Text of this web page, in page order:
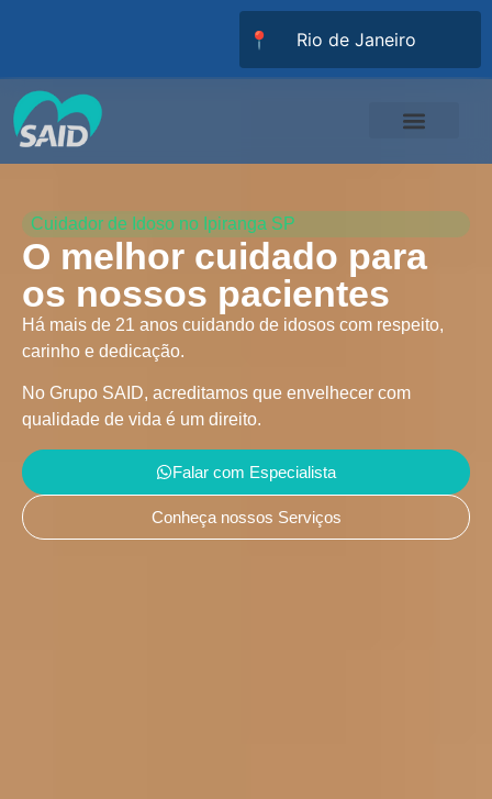
📍
Cuidador de Idoso no Ipiranga SP
O melhor cuidado para
os nossos pacientes
Há mais de 21 anos cuidando de idosos com respeito,
carinho e dedicação.
No Grupo SAID, acreditamos que envelhecer com
qualidade de vida é um direito.
Falar com Especialista
Conheça nossos Serviços